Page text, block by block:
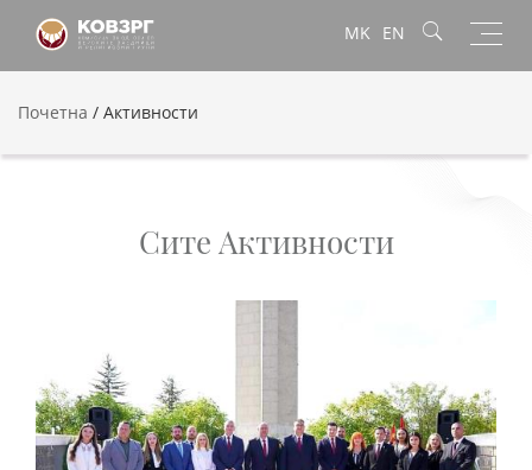
MK EN
Почетна / Активности
Сите Активности